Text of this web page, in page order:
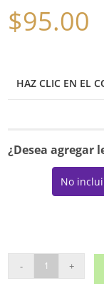
$95.00
HAZ CLIC EN EL
¿Desea agregar
No
FAIRBANKS
- +